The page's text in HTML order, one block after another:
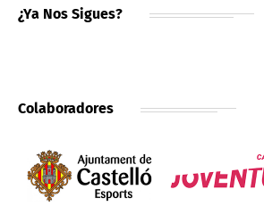
¿Ya Nos Sigues?
Colaboradores